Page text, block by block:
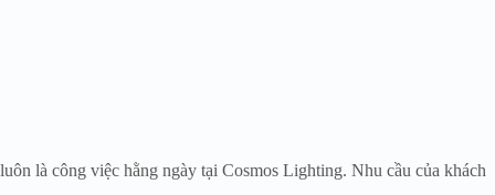
là công việc hằng ngày tại Cosmos Lighting. Nhu cầu của khách